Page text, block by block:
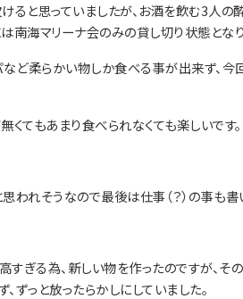
と思っていましたが、お酒を飲む3人の
南海マリーナ会のみの貸し切り状態とな
など柔らかい物しか食べる事が出来ず、
てもあまり食べられなくても楽しいです。
れそうなので最後は仕事（？）の事も書
ぎる為、新しい物を作ったのですが、
ずっと放ったらかしにしていました。